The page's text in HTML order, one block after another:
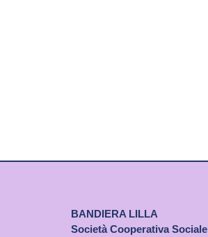
BANDIERA LILLA
Società Cooperativa Sociale